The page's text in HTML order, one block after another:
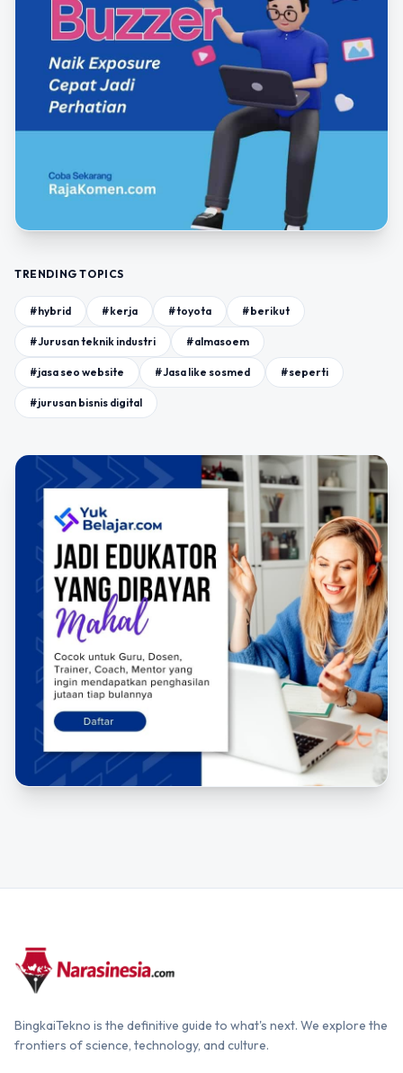
TRENDING TOPICS
#hybrid #kerja #toyota #berikut
#Jurusan teknik industri #almasoem
#jasa seo website #Jasa like sosmed #seperti
#jurusan bisnis digital
BingkaiTekno is the definitive guide to what's next. We explore the
frontiers of science, technology, and culture.